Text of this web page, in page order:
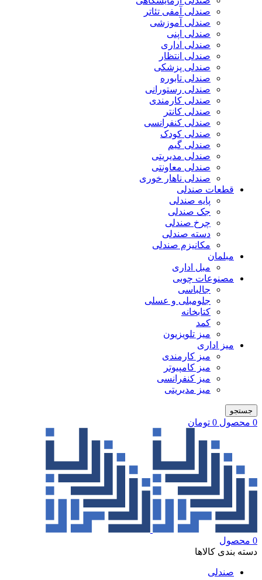
صندلی آمفی تئاتر
صندلی آموزشی
صندلی اپنی
صندلی اداری
صندلی انتظار
صندلی پزشکی
صندلی تابوره
صندلی رستورانی
صندلی کارمندی
صندلی کانتر
صندلی کنفرانسی
صندلی کودک
صندلی گیم
صندلی مدیریتی
صندلی معاونتی
صندلی ناهار خوری
قطعات صندلی
پایه صندلی
جک صندلی
چرخ صندلی
دسته صندلی
مکانیزم صندلی
مبلمان
مبل اداری
مصنوعات چوبی
جالباسی
جلومبلی و عسلی
کتابخانه
کمد
میز تلویزیون
میز اداری
میز کارمندی
میز کامپیوتر
میز کنفرانسی
میز مدیریتی
جستجو
0 محصول 0 تومان
0 محصول
دسته بندی کالاها
صندلی